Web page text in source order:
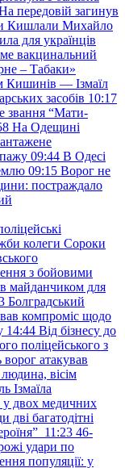
передовій загинув
Кишлали Михайло
для українців
вакцинальний
– Табаки»
Кишинів — Ізмаїл
засобів 10:17
звання “Мати-
На Одещині
09:44 В Одесі
09:15 Ворог не
постраждало
колеги Сороки
з бойовими
майданчиком для
Болградський
компроміс щодо
14:44 Від бізнесу до
поліцейського з
атакував
вісім
Ізмаїла
двох медичних
багатодітні
11:23 46-
удари по
популяції: у